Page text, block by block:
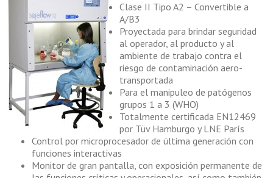
Clase II Tipo A2 – Convertible a
A/B3
Proyectada para brindar seguridad
al operador, al producto y al
ambiente de trabajo contra el
riesgo de contaminación aero-
transportada
Para el manipuleo de patógenos
grupos 1 a 3 (WHO)
Totalmente certificada EN12469
por Tüv Hamburgo y LNE París
Control por microprocesador de última generación con
funciones interactivas
Monitor de gran pantalla, con exposición permanente de